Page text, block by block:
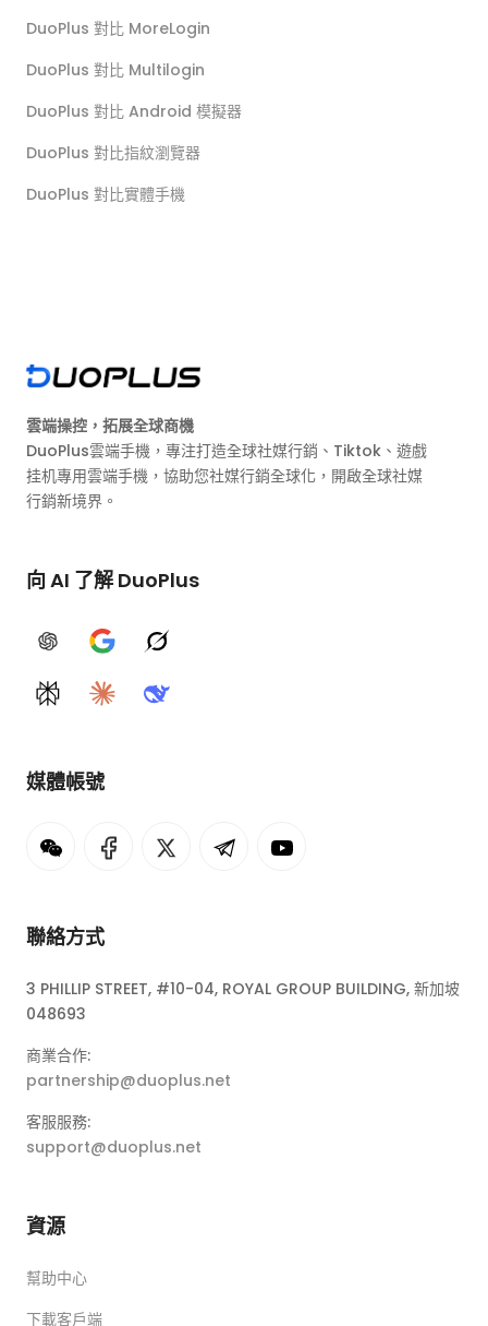
DuoPlus 對比 MoreLogin
DuoPlus 對比 Multilogin
DuoPlus 對比 Android 模擬器
DuoPlus 對比指紋瀏覽器
DuoPlus 對比實體手機
雲端操控，拓展全球商機
DuoPlus雲端手機，專注打造全球社媒行銷、Tiktok、遊戲
挂机專用雲端手機，協助您社媒行銷全球化，開啟全球社媒
行銷新境界。
向 AI 了解 DuoPlus
ChatGPTGoogle AIGrok
PerplexityClaudeDeepSeek
媒體帳號
聯絡方式
3 PHILLIP STREET, #10-04, ROYAL GROUP BUILDING, 新加坡
048693
商業合作:
partnership@duoplus.net
客服服務:
support@duoplus.net
資源
幫助中心
下載客戶端